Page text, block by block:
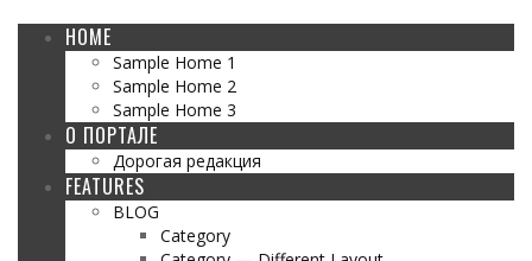
HOME
Sample Home 1
Sample Home 2
Sample Home 3
О ПОРТАЛЕ
Дорогая редакция
FEATURES
BLOG
Category